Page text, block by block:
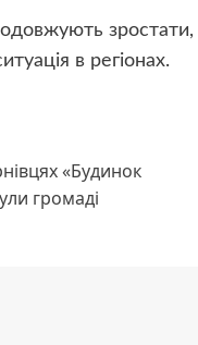
в регіонах.
«Будинок
громаді